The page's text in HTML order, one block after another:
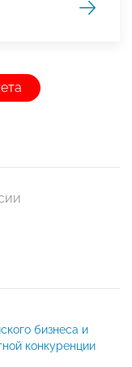
бизнеса и
конкуренции